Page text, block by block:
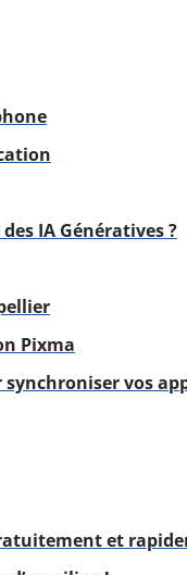
IA Génératives ?
Pixma
vos
et